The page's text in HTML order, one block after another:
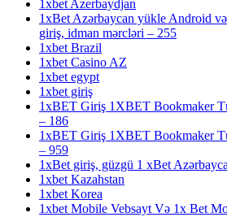
1xbet Azerbaydjan
1xBet Azərbaycan yükle Android
giriş, idman mərcləri – 255
1xbet Brazil
1xbet Casino AZ
1xbet egypt
1xbet giriş
1xBET Giriş 1XBET Bookmaker
– 186
1xBET Giriş 1XBET Bookmaker
– 959
1xBet giriş, güzgü 1 xBet
1xbet Kazahstan
1xbet Korea
1xbet Mobile Vebsayt Və 1x Bet